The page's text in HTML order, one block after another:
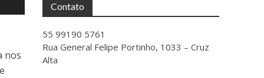
nos
Contato
55 99190 5761
Rua General Felipe Portinho, 1033 – Cruz
Alta